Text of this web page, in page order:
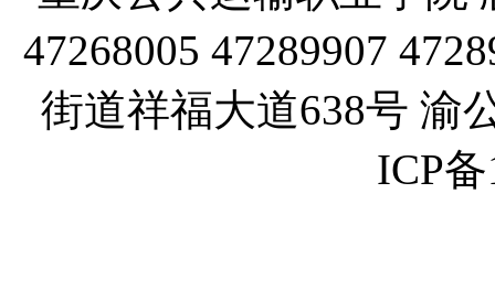
47268005 47289907
街道祥福大道638号 渝
ICP